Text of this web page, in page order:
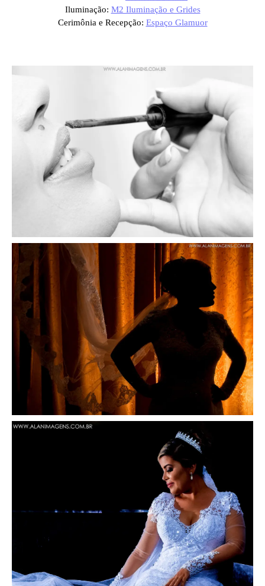
Iluminação: M2 Iluminação e Grides
Cerimônia e Recepção: Espaço Glamuor